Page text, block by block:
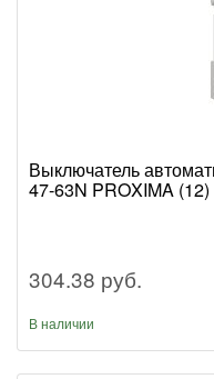
Выключатель
47-63N PROXIMA (12)
304.38 руб.
В наличии